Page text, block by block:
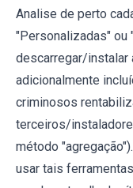
Analise de perto
"Personalizadas" ou
descarregar/instalar
adicionalmente
criminosos
terceiros/
método
usar tais